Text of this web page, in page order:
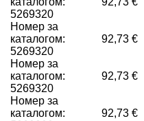
5269320
Номер за
каталогом:
5269320
92,73 €
Номер за
каталогом:
5269320
92,73 €
Номер за
каталогом:
92,73 €